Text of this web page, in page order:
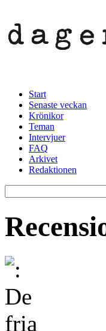
Start
Senaste veckan
Krönikor
Teman
Intervjuer
FAQ
Arkivet
Redaktionen